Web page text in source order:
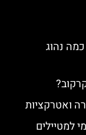
נהוג
ואטרקציות
למטיילים